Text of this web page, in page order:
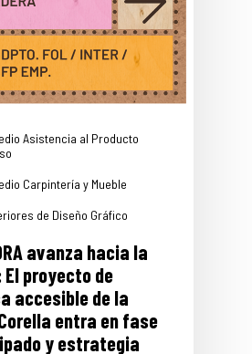
Asistencia al Producto
Carpintería y Mueble
de Diseño Gráfico
avanza hacia la
proyecto de
accesible de la
Corella entra en fase
y estrategia